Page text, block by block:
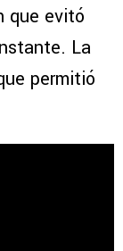
que evitó
La
permitió